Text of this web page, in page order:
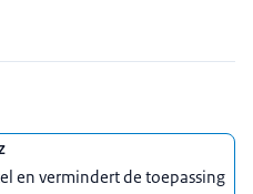
en vermindert de toepassing